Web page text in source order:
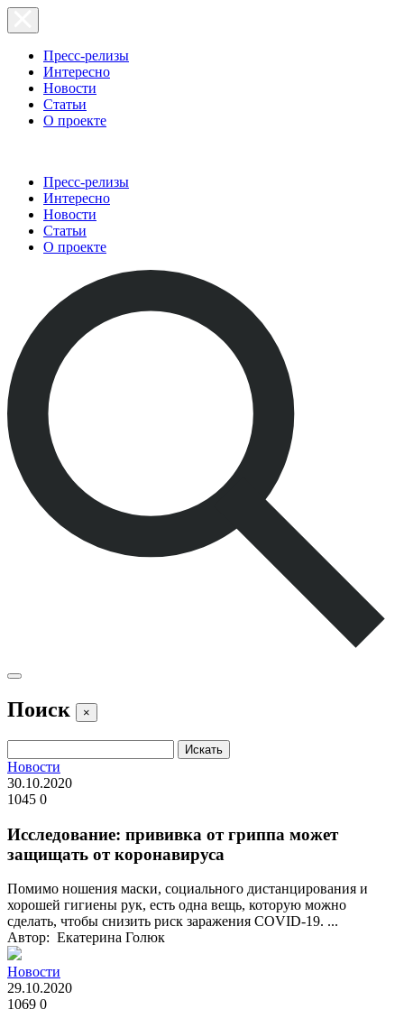
Пресс-релизы
Интересно
Новости
Статьи
О проекте
Пресс-релизы
Интересно
Новости
Статьи
О проекте
Поиск ×
Новости
30.10.2020
1045 0
Исследование: прививка от гриппа может
защищать от коронавируса
Помимо ношения маски, социального дистанцирования и
хорошей гигиены рук, есть одна вещь, которую можно
сделать, чтобы снизить риск заражения COVID-19. ...
Автор: Екатерина Голюк
Новости
29.10.2020
1069 0